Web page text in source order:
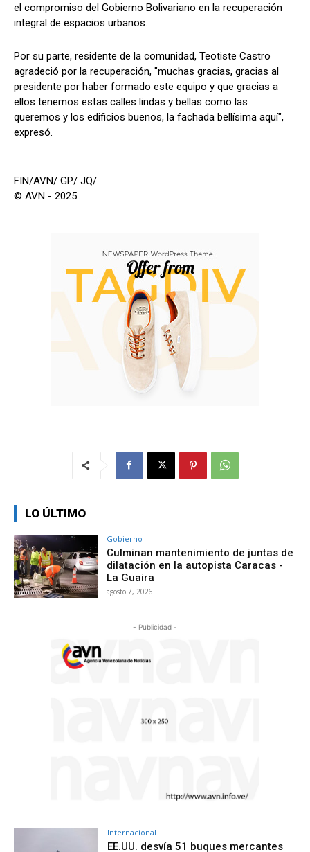
el compromiso del Gobierno Bolivariano en la recuperación
integral de espacios urbanos.
Por su parte, residente de la comunidad, Teotiste Castro
agradeció por la recuperación, "muchas gracias, gracias al
presidente por haber formado este equipo y que gracias a
ellos tenemos estas calles lindas y bellas como las
queremos y los edificios buenos, la fachada bellísima aquí",
expresó.
FIN/AVN/ GP/ JQ/
© AVN - 2025
LO ÚLTIMO
Gobierno
Culminan mantenimiento de juntas de
dilatación en la autopista Caracas -
La Guaira
agosto 7, 2026
- Publicidad -
Internacional
EE.UU. desvía 51 buques mercantes